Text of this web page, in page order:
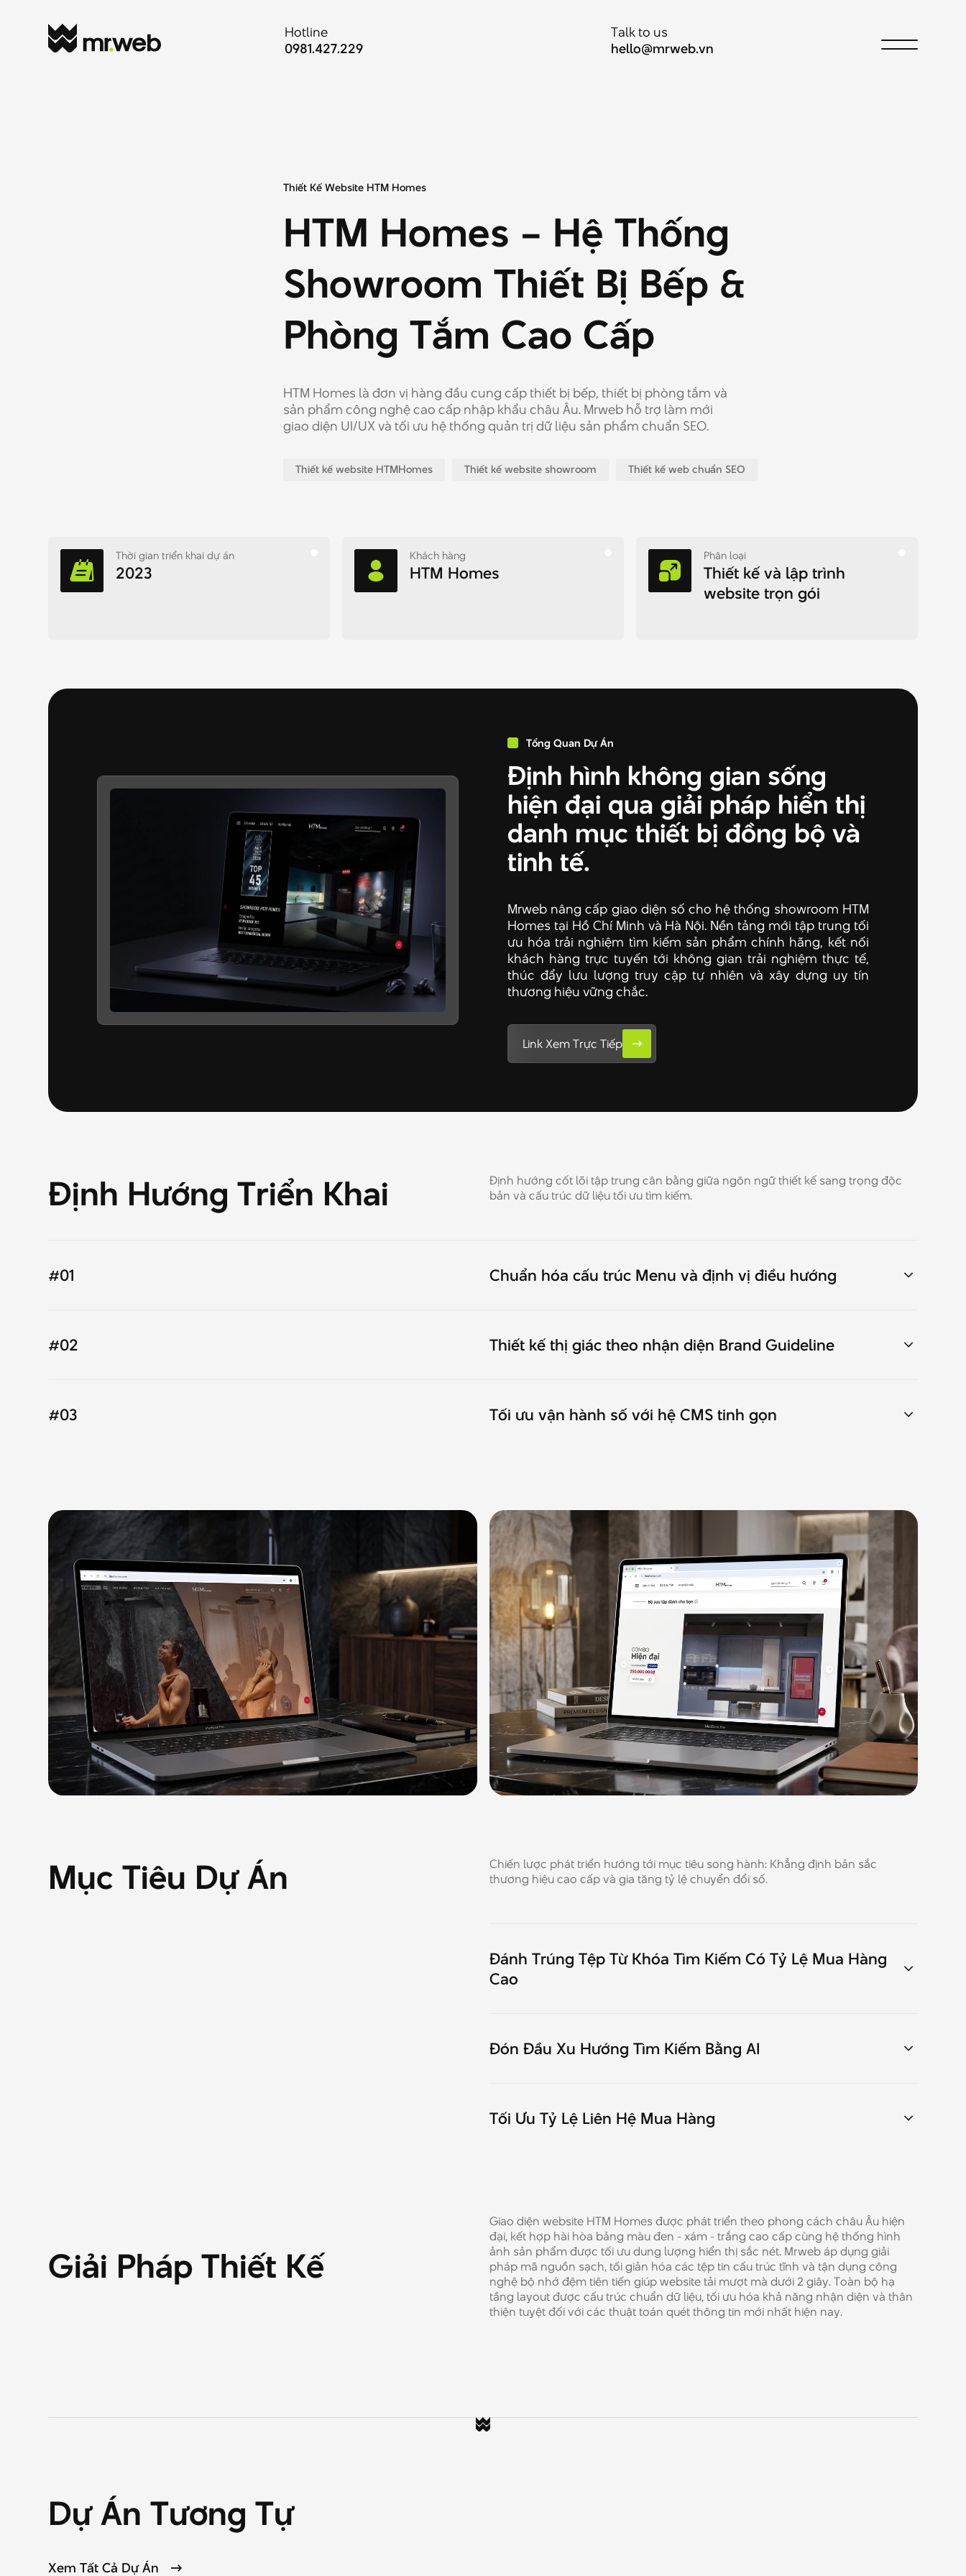
Hotline
0981.427.229
Talk to us
hello@mrweb.vn
Thiết Kế Website HTM Homes
HTM Homes – Hệ Thống
Showroom Thiết Bị Bếp &
Phòng Tắm Cao Cấp
HTM Homes là đơn vị hàng đầu cung cấp thiết bị bếp, thiết bị phòng tắm và
sản phẩm công nghệ cao cấp nhập khẩu châu Âu. Mrweb hỗ trợ làm mới
giao diện UI/UX và tối ưu hệ thống quản trị dữ liệu sản phẩm chuẩn SEO.
Thiết kế website HTMHomes Thiết kế website showroom Thiết kế web chuẩn SEO
Thời gian triển khai dự án
2023
Khách hàng
HTM Homes
Phân loại
Thiết kế và lập trình
website trọn gói
Tổng Quan Dự Án
Định hình không gian sống
hiện đại qua giải pháp hiển thị
danh mục thiết bị đồng bộ và
tinh tế.
Mrweb nâng cấp giao diện số cho hệ thống showroom HTM
Homes tại Hồ Chí Minh và Hà Nội. Nền tảng mới tập trung tối
ưu hóa trải nghiệm tìm kiếm sản phẩm chính hãng, kết nối
khách hàng trực tuyến tới không gian trải nghiệm thực tế,
thúc đẩy lưu lượng truy cập tự nhiên và xây dựng uy tín
thương hiệu vững chắc.
Link Xem Trực Tiếp
Định Hướng Triển Khai
Định hướng cốt lõi tập trung cân bằng giữa ngôn ngữ thiết kế sang trọng độc
bản và cấu trúc dữ liệu tối ưu tìm kiếm.
#01 Chuẩn hóa cấu trúc Menu và định vị điều hướng
#02 Thiết kế thị giác theo nhận diện Brand Guideline
#03 Tối ưu vận hành số với hệ CMS tinh gọn
Mục Tiêu DựÁn
Chiến lược phát triển hướng tới mục tiêu song hành: Khẳng định bản sắc
thương hiệu cao cấp và gia tăng tỷ lệ chuyển đổi số.
Đánh Trúng Tệp Từ Khóa Tìm Kiếm Có Tỷ Lệ Mua Hàng
Cao
Đón Đầu Xu Hướng Tìm Kiếm Bằng AI
Tối Ưu Tỷ Lệ Liên Hệ Mua Hàng
Giải PhápThiết Kế
Giao diện website HTM Homes được phát triển theo phong cách châu Âu hiện
đại, kết hợp hài hòa bảng màu đen - xám - trắng cao cấp cùng hệ thống hình
ảnh sản phẩm được tối ưu dung lượng hiển thị sắc nét. Mrweb áp dụng giải
pháp mã nguồn sạch, tối giản hóa các tệp tin cấu trúc tĩnh và tận dụng công
nghệ bộ nhớ đệm tiên tiến giúp website tải mượt mà dưới 2 giây. Toàn bộ hạ
tầng layout được cấu trúc chuẩn dữ liệu, tối ưu hóa khả năng nhận diện và thân
thiện tuyệt đối với các thuật toán quét thông tin mới nhất hiện nay.
DựÁn Tương Tự
Xem Tất Cả Dự Án